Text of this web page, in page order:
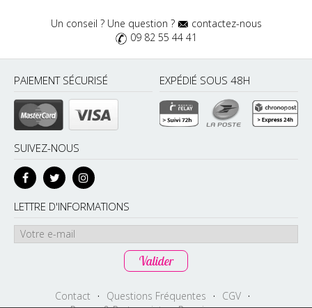
Un conseil ? Une question ?
contactez-nous
09 82 55 44 41
PAIEMENT SÉCURISÉ EXPÉDIÉ SOUS 48H
SUIVEZ-NOUS
LETTRE D'INFORMATIONS
Contact · Questions Fréquentes · CGV ·